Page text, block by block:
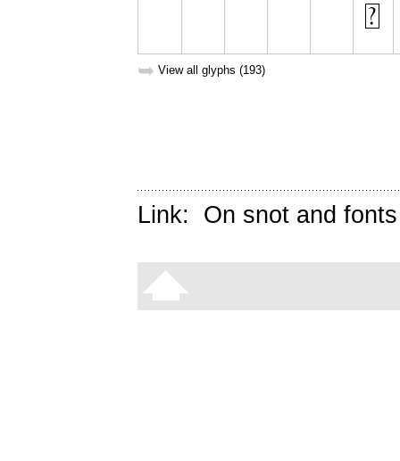
➥ View all glyphs (193)
Link: On snot and fonts